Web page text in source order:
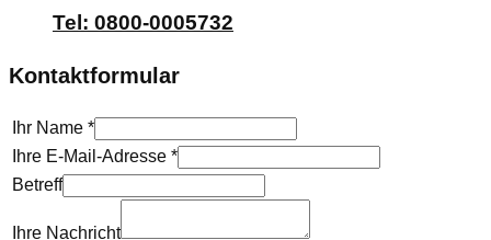
Tel: 0800-0005732
Kontaktformular
Ihr Name *
Ihre E-Mail-Adresse *
Betreff
Ihre Nachricht